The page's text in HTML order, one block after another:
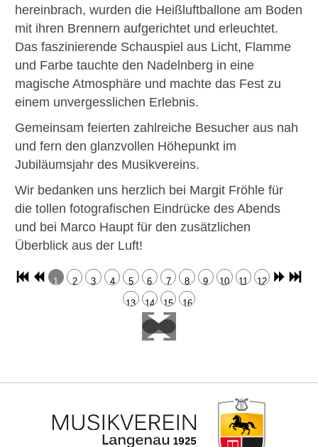
hereinbrach, wurden die Heißluftballone am Boden
mit ihren Brennern aufgerichtet und erleuchtet.
Das faszinierende Schauspiel aus Licht, Flamme
und Farbe tauchte den Nadelnberg in eine
magische Atmosphäre und machte das Fest zu
einem unvergesslichen Erlebnis.
Gemeinsam feierten zahlreiche Besucher aus nah
und fern den glanzvollen Höhepunkt im
Jubiläumsjahr des Musikvereins.
Wir bedanken uns herzlich bei Margit Fröhle für
die tollen fotografischen Eindrücke des Abends
und bei Marco Haupt für den zusätzlichen
Überblick aus der Luft!
1 2 3 4 5 6 7 8 9 10 11 12
13 14 15 16